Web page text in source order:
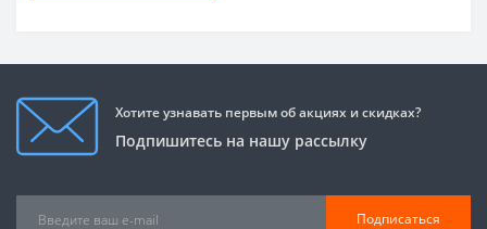
Хотите узнавать первым об акциях и скидках?
Подпишитесь на нашу рассылку
Подписаться